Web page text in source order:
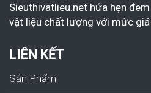
Sieuthivatlieu.net hứa hẹn
vật liệu chất lượng với mức
LIÊN KẾT
Sản Phẩm